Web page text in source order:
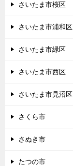
さいたま市桜区
さいたま市浦和区
さいたま市緑区
さいたま市西区
さいたま市見沼区
さくら市
さぬき市
たつの市